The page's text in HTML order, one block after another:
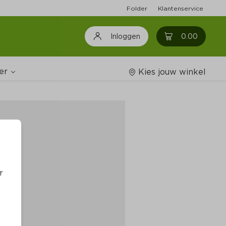
Folder Klantenservice
Inloggen 0.00 0
Kies jouw winkel